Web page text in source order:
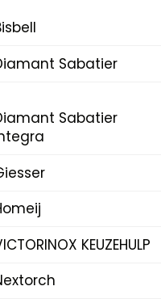
Sabatier
Sabatier
KEUZEHULP